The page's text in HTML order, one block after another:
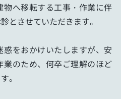
へ移転する工事・作業に伴
とさせていただきます。
をおかけいたしますが、安
のため、何卒ご理解のほど
。